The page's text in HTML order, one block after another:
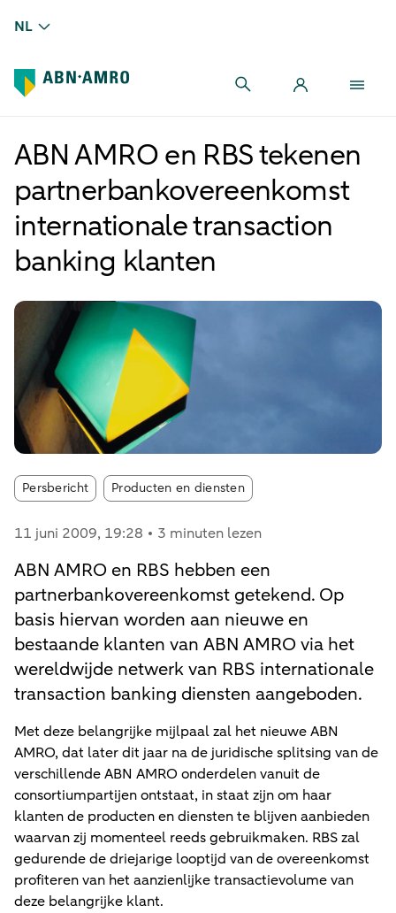
NL
ABN AMRO en RBS tekenen
partnerbankovereenkomst
internationale transaction
banking klanten
Persbericht Article tags:
Producten en diensten
11 juni 2009, 19:28 3 minuten lezen
ABN AMRO en RBS hebben een
partnerbankovereenkomst getekend. Op
basis hiervan worden aan nieuwe en
bestaande klanten van ABN AMRO via het
wereldwijde netwerk van RBS internationale
transaction banking diensten aangeboden.
Met deze belangrijke mijlpaal zal het nieuwe ABN
AMRO, dat later dit jaar na de juridische splitsing van de
verschillende ABN AMRO onderdelen vanuit de
consortiumpartijen ontstaat, in staat zijn om haar
klanten de producten en diensten te blijven aanbieden
waarvan zij momenteel reeds gebruikmaken. RBS zal
gedurende de driejarige looptijd van de overeenkomst
profiteren van het aanzienlijke transactievolume van
deze belangrijke klant.